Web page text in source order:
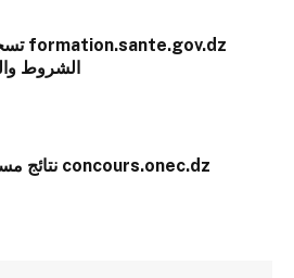
الشروط
نتائج مسابقة الأساتذة 2026 عبر concours.onec.dz